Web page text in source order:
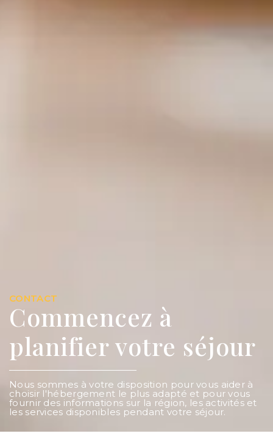
CONTACT
Commencez à
planifier votre séjour
Nous sommes à votre disposition pour vous aider à
choisir l'hébergement le plus adapté et pour vous
fournir des informations sur la région, les activités et
les services disponibles pendant votre séjour.